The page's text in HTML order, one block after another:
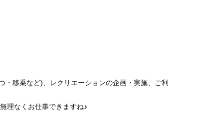
移乗など)、レクリエーションの企画・実施、ご利
理なくお仕事できますね♪